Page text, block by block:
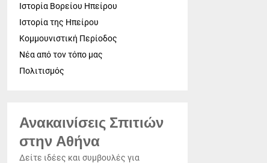
Ιστορία Βορείου Ηπείρου
Ιστορία της Ηπείρου
Κομμουνιστική Περίοδος
Νέα από τον τόπο μας
Πολιτισμός
Ανακαινίσεις Σπιτιών
στην Αθήνα
Δείτε ιδέες και συμβουλές για